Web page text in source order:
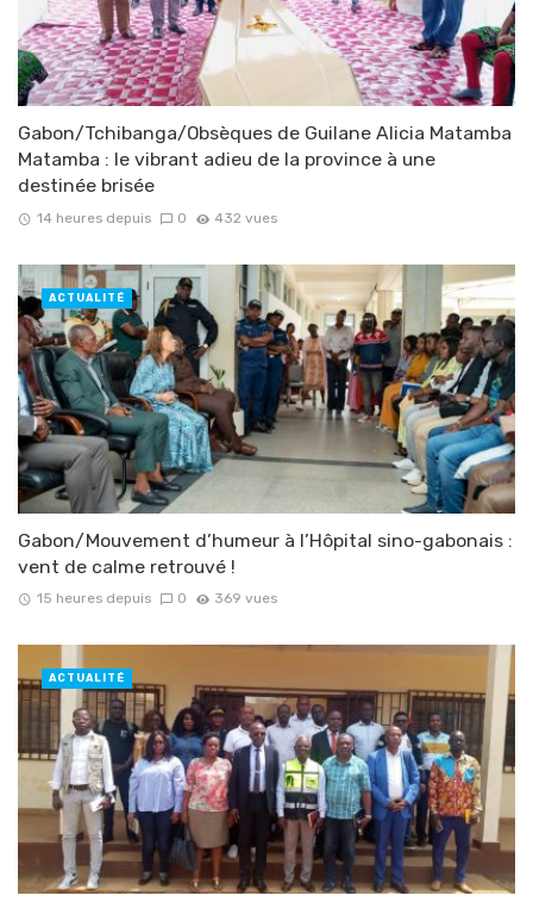
Gabon/Tchibanga/Obsèques de Guilane Alicia Matamba
Matamba : le vibrant adieu de la province à une
destinée brisée
14 heures depuis 0 432 vues
Gabon/Mouvement d’humeur à l’Hôpital sino-gabonais :
vent de calme retrouvé !
15 heures depuis 0 369 vues
ACTUALITÉ
ACTUALITÉ